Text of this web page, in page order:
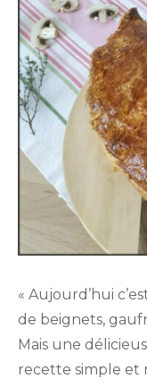
« Aujourd’hui
de beignets,
Mais une
recette simple et